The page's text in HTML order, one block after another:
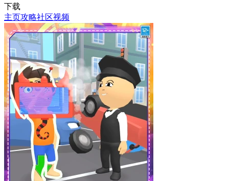
下载
主页攻略社区视频